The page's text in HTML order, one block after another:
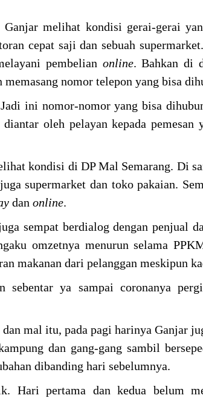
melihat kondisi gerai-gerai
cepat saji dan sebuah
pembelian online. Bahkan di
memasang nomor telepon yang bisa
ini nomor-nomor yang bisa
oleh pelayan kepada
kondisi di DP Mal Semarang. Di
supermarket dan toko pakaian.
dan online.
sempat berdialog dengan penjual
omzetnya menurun selama
makanan dari pelanggan meskipun
sebentar ya sampai coronanya
mal itu, pada pagi harinya Ganjar
dan gang-gang sambil
dibanding hari sebelumnya.
Hari pertama dan kedua belum